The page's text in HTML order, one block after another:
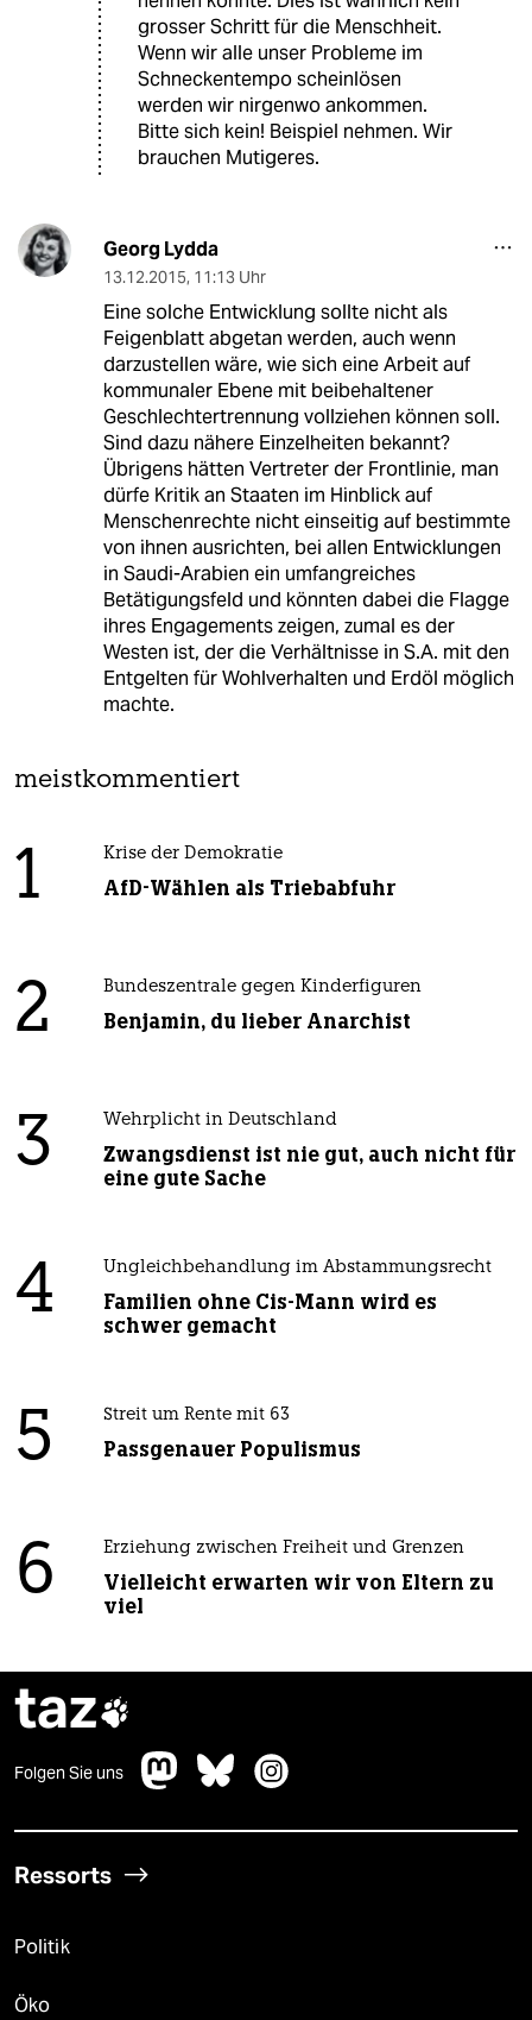
grosser Schritt für die Menschheit.
Wenn wir alle unser Probleme im
Schneckentempo scheinlösen
werden wir nirgenwo ankommen.
Bitte sich kein! Beispiel nehmen. Wir
brauchen Mutigeres.
Georg Lydda
13.12.2015, 11:13 Uhr
Eine solche Entwicklung sollte nicht als
Feigenblatt abgetan werden, auch wenn
darzustellen wäre, wie sich eine Arbeit auf
kommunaler Ebene mit beibehaltener
Geschlechtertrennung vollziehen können soll.
Sind dazu nähere Einzelheiten bekannt?
Übrigens hätten Vertreter der Frontlinie, man
dürfe Kritik an Staaten im Hinblick auf
Menschenrechte nicht einseitig auf bestimmte
von ihnen ausrichten, bei allen Entwicklungen
in Saudi-Arabien ein umfangreiches
Betätigungsfeld und könnten dabei die Flagge
ihres Engagements zeigen, zumal es der
Westen ist, der die Verhältnisse in S.A. mit den
Entgelten für Wohlverhalten und Erdöl möglich
machte.
meistkommentiert
1 Krise der Demokratie
AfD-Wählen als Triebabfuhr
2 Bundeszentrale gegen Kinderfiguren
Benjamin, du lieber Anarchist
3 Wehrplicht in Deutschland
Zwangsdienst ist nie gut, auch nicht für
eine gute Sache
4 Ungleichbehandlung im Abstammungsrecht
Familien ohne Cis-Mann wird es
schwer gemacht
5 Streit um Rente mit 63
Passgenauer Populismus
6 Erziehung zwischen Freiheit und Grenzen
Vielleicht erwarten wir von Eltern zu
viel
taz
Folgen Sie uns
Ressorts
Politik
Öko